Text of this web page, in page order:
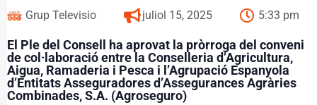
Grup Televisio juliol 15, 2025 5:33 pm
El Ple del Consell ha aprovat la pròrroga del conveni
de col·laboració entre la Conselleria d’Agricultura,
Aigua, Ramaderia i Pesca i l’Agrupació Espanyola
d’Entitats Asseguradores d’Assegurances Agràries
Combinades, S.A. (Agroseguro)